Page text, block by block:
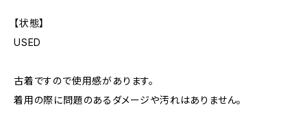
【状態】
USED
古着ですので使用感があります。
着用の際に問題のあるダメージや汚れはありません。